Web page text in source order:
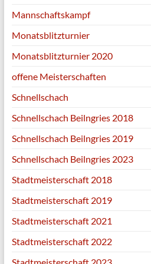
Mannschaftskampf
Monatsblitzturnier
Monatsblitzturnier 2020
offene Meisterschaften
Schnellschach
Schnellschach Beilngries 2018
Schnellschach Beilngries 2019
Schnellschach Beilngries 2023
Stadtmeisterschaft 2018
Stadtmeisterschaft 2019
Stadtmeisterschaft 2021
Stadtmeisterschaft 2022